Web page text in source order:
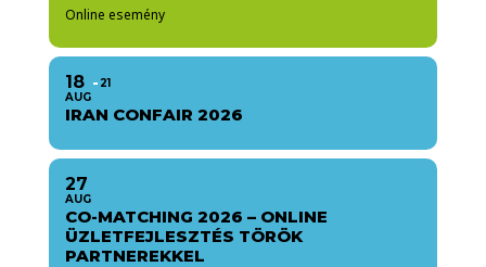
Online esemény
18
AUG
21
IRAN CONFAIR 2026
27
AUG
CO-MATCHING 2026 – ONLINE
ÜZLETFEJLESZTÉS TÖRÖK
PARTNEREKKEL